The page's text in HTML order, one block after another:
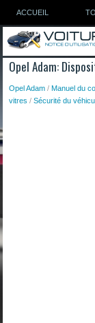
ACCUEIL
Opel Adam:
Opel Adam /Manuel du
vitres /Sécurité du